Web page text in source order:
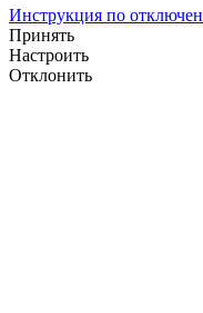
Инструкция по
Принять
Настроить
Отклонить